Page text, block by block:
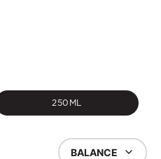
250ML
BALANCE